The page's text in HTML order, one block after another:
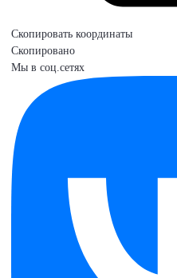
Скопировать координаты
Скопировано
Мы в соц.сетях